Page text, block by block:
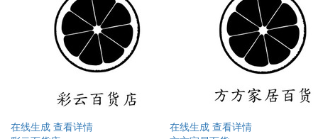
在线生成 查看详情
在线生成 查看详情